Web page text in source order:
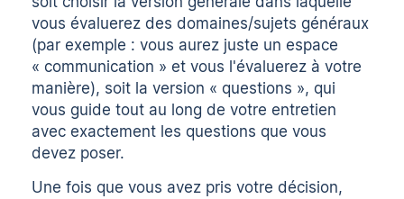
vous évaluerez des domaines/sujets généraux
(par exemple : vous aurez juste un espace
« communication » et vous l'évaluerez à votre
manière), soit la version « questions », qui
vous guide tout au long de votre entretien
avec exactement les questions que vous
devez poser.
Une fois que vous avez pris votre décision,